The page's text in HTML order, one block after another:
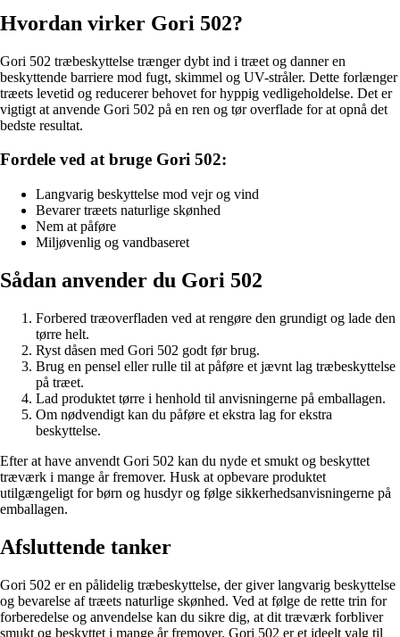
Hvordan virker Gori 502?
Gori 502 træbeskyttelse trænger dybt ind i træet og danner en
beskyttende barriere mod fugt, skimmel og UV-stråler. Dette forlænger
træets levetid og reducerer behovet for hyppig vedligeholdelse. Det er
vigtigt at anvende Gori 502 på en ren og tør overflade for at opnå det
bedste resultat.
Fordele ved at bruge Gori 502:
Langvarig beskyttelse mod vejr og vind
Bevarer træets naturlige skønhed
Nem at påføre
Miljøvenlig og vandbaseret
Sådan anvender du Gori 502
Forbered træoverfladen ved at rengøre den grundigt og lade den
tørre helt.
Ryst dåsen med Gori 502 godt før brug.
Brug en pensel eller rulle til at påføre et jævnt lag træbeskyttelse
på træet.
Lad produktet tørre i henhold til anvisningerne på emballagen.
Om nødvendigt kan du påføre et ekstra lag for ekstra
beskyttelse.
Efter at have anvendt Gori 502 kan du nyde et smukt og beskyttet
træværk i mange år fremover. Husk at opbevare produktet
utilgængeligt for børn og husdyr og følge sikkerhedsanvisningerne på
emballagen.
Afsluttende tanker
Gori 502 er en pålidelig træbeskyttelse, der giver langvarig beskyttelse
og bevarelse af træets naturlige skønhed. Ved at følge de rette trin for
forberedelse og anvendelse kan du sikre dig, at dit træværk forbliver
smukt og beskyttet i mange år fremover. Gori 502 er et ideelt valg til